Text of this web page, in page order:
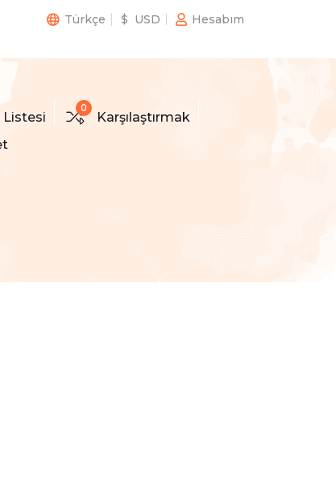
Türkçe $ USD Hesabım
Listesi
0
Karşılaştırmak